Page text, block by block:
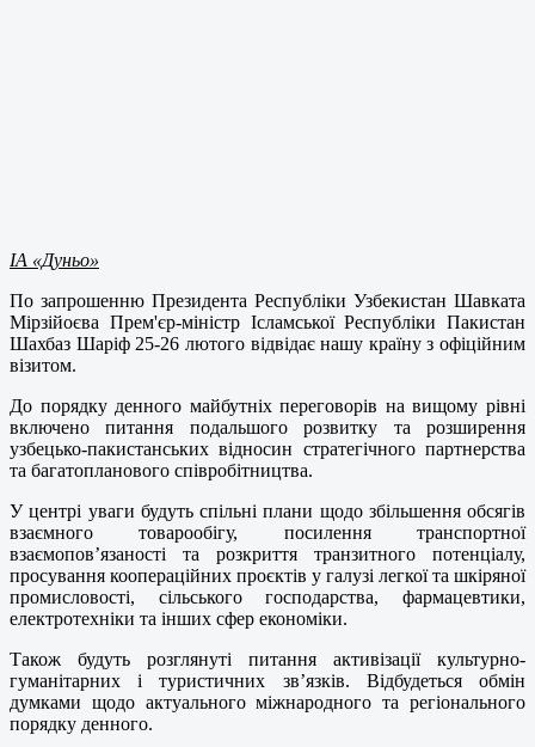
ІА «Дуньо»
По запрошенню Президента Республіки Узбекистан Шавката
Мірзійоєва Прем'єр-міністр Ісламської Республіки Пакистан
Шахбаз Шаріф 25-26 лютого відвідає нашу країну з офіційним
візитом.
До порядку денного майбутніх переговорів на вищому рівні
включено питання подальшого розвитку та розширення
узбецько-пакистанських відносин стратегічного партнерства
та багатопланового співробітництва.
У центрі уваги будуть спільні плани щодо збільшення обсягів
взаємного товарообігу, посилення транспортної
взаємопов’язаності та розкриття транзитного потенціалу,
просування коопераційних проєктів у галузі легкої та шкіряної
промисловості, сільського господарства, фармацевтики,
електротехніки та інших сфер економіки.
Також будуть розглянуті питання активізації культурно-
гуманітарних і туристичних зв’язків. Відбудеться обмін
думками щодо актуального міжнародного та регіонального
порядку денного.